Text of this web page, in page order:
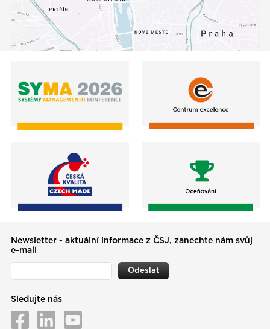
Newsletter - aktuální informace z ČSJ, zanechte nám svůj
e-mail
Odeslat
Sledujte nás